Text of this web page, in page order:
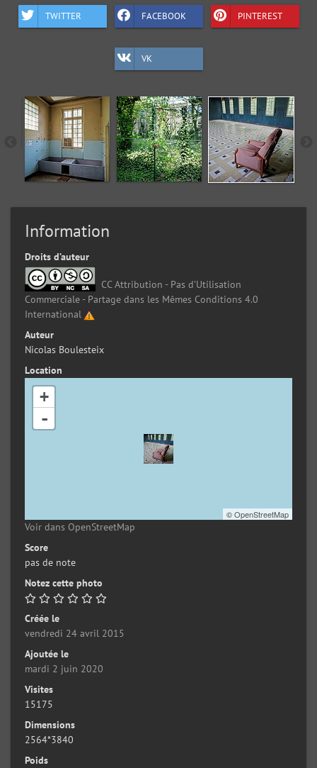
TWITTER FACEBOOK PINTEREST
VK
Information
Droits d’auteur
CC Attribution - Pas d’Utilisation
Commerciale - Partage dans les Mêmes Conditions 4.0
International
Auteur
Nicolas Boulesteix
Location
+
-
©OpenStreetMap
Voir dans OpenStreetMap
Score
pas de note
Notez cette photo
Créée le
vendredi 24 avril 2015
Ajoutée le
mardi 2 juin 2020
Visites
15175
Dimensions
2564*3840
Poids